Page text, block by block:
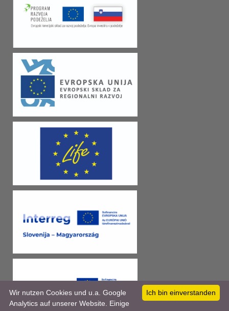
Ich bin einverstanden
Wir nutzen Cookies und u.a. Google
Analytics auf unserer Website. Einige